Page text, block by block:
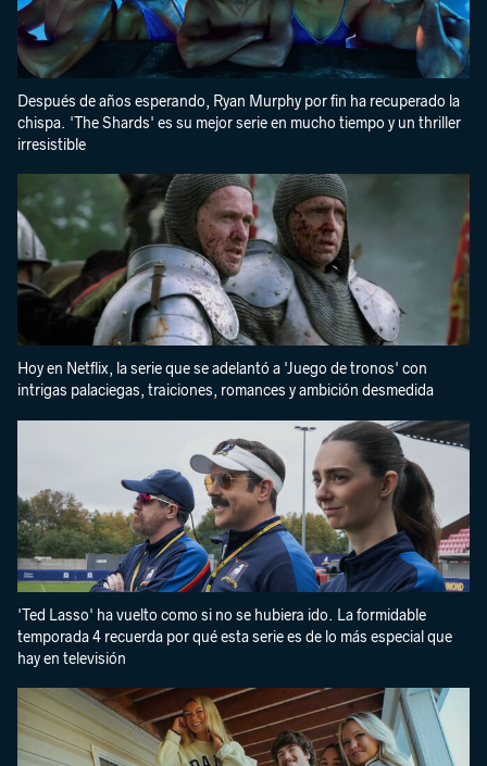
Después de años esperando, Ryan Murphy por fin ha recuperado la
chispa. 'The Shards' es su mejor serie en mucho tiempo y un thriller
irresistible
Hoy en Netflix, la serie que se adelantó a 'Juego de tronos' con
intrigas palaciegas, traiciones, romances y ambición desmedida
'Ted Lasso' ha vuelto como si no se hubiera ido. La formidable
temporada 4 recuerda por qué esta serie es de lo más especial que
hay en televisión